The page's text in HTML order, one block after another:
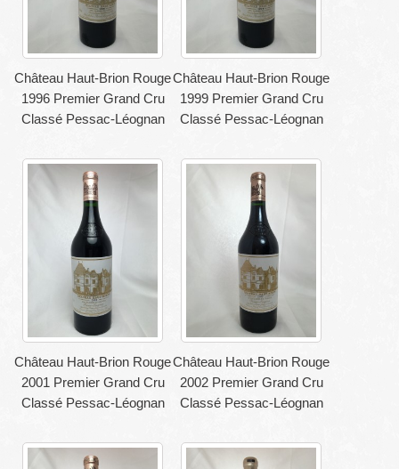
Château Haut-Brion Rouge
1996 Premier Grand Cru
Classé Pessac-Léognan
Château Haut-Brion Rouge
1999 Premier Grand Cru
Classé Pessac-Léognan
Château Haut-Brion Rouge
2001 Premier Grand Cru
Classé Pessac-Léognan
Château Haut-Brion Rouge
2002 Premier Grand Cru
Classé Pessac-Léognan